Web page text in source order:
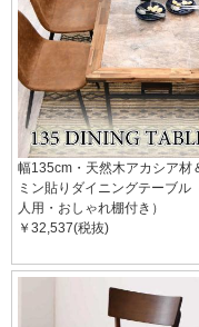
幅135cm・天然木アカシア材
ミン貼りダイニングテーブル
人用・おしゃれ棚付き）
￥32,537(税抜)